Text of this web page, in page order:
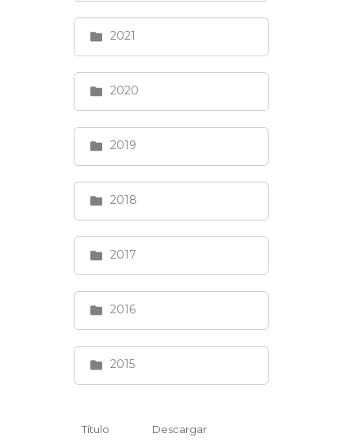
2021
2020
2019
2018
2017
2016
2015
Título Descargar